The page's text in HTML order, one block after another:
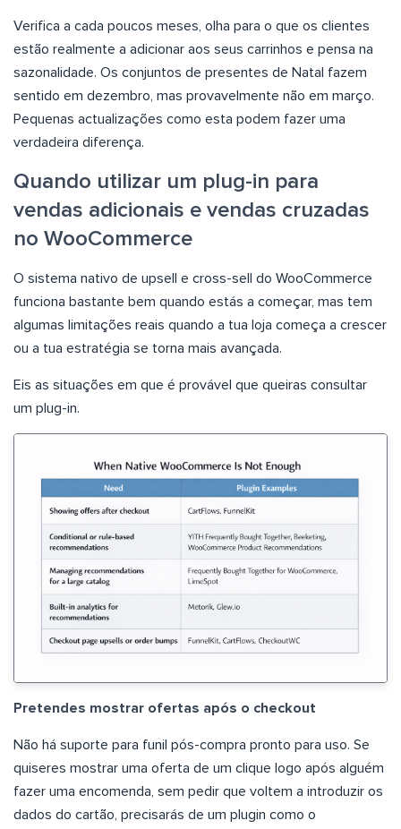
Verifica a cada poucos meses, olha para o que os clientes
estão realmente a adicionar aos seus carrinhos e pensa na
sazonalidade. Os conjuntos de presentes de Natal fazem
sentido em dezembro, mas provavelmente não em março.
Pequenas actualizações como esta podem fazer uma
verdadeira diferença.
Quando utilizar um plug-in para
vendas adicionais e vendas cruzadas
no WooCommerce
O sistema nativo de upsell e cross-sell do WooCommerce
funciona bastante bem quando estás a começar, mas tem
algumas limitações reais quando a tua loja começa a crescer
ou a tua estratégia se torna mais avançada.
Eis as situações em que é provável que queiras consultar
um plug-in.
Pretendes mostrar ofertas após o checkout
Não há suporte para funil pós-compra pronto para uso. Se
quiseres mostrar uma oferta de um clique logo após alguém
fazer uma encomenda, sem pedir que voltem a introduzir os
dados do cartão, precisarás de um plugin como o